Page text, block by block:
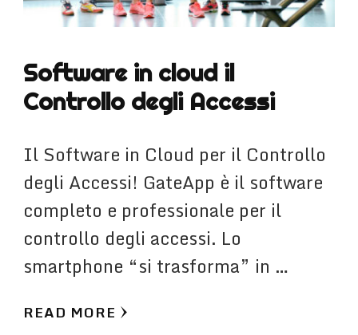
Software in cloud il
Controllo degli Accessi
Il Software in Cloud per il Controllo
degli Accessi! GateApp è il software
completo e professionale per il
controllo degli accessi. Lo
smartphone “si trasforma” in …
READ MORE